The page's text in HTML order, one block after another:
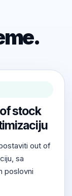
stock
out of
sa
poslovni